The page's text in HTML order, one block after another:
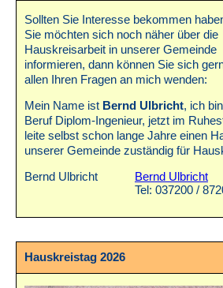
Sollten Sie Interesse bekommen
Sie möchten sich noch näher über die
Hauskreisarbeit in unserer Gemeinde
informieren, dann können Sie sich
allen Ihren Fragen an mich wenden:
Mein Name ist Bernd Ulbricht, ich
Beruf Diplom-Ingenieur, jetzt im
leite selbst schon lange Jahre einen
unserer Gemeinde zuständig für
Bernd Ulbricht
Bernd Ulbricht
Tel: 037200 /
Hauskreistag 2026